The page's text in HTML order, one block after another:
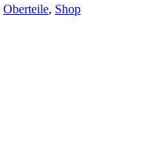
Oberteile, Shop